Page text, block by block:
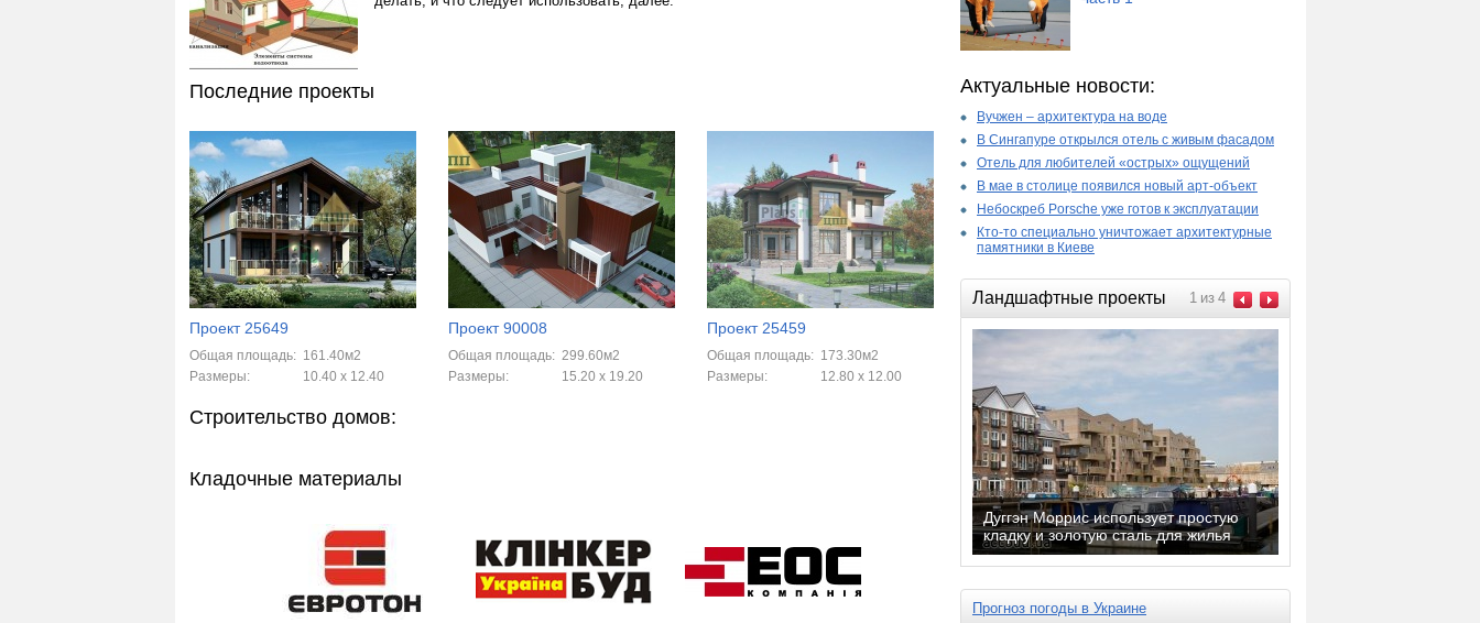
Последние проекты
Проект 25649
Общая площадь: 161.40м2
Размеры:
10.40 x 12.40
Проект 90008
Общая площадь: 299.60м2
Размеры:
15.20 x 19.20
Проект 25459
Общая площадь: 173.30м2
Размеры:
12.80 x 12.00
Строительство домов:
Кладочные материалы
Актуальные новости:
Вучжен – архитектура на воде
В Сингапуре открылся отель с живым фасадом
Отель для любителей «острых» ощущений
В мае в столице появился новый арт-объект
Небоскреб Porsche уже готов к эксплуатации
Кто-то специально уничтожает архитектурные
памятники в Киеве
Ландшафтные проекты 1 из 4
Дуггэн Моррис использует простую
кладку и золотую сталь для жилья
Прогноз погоды в Украине